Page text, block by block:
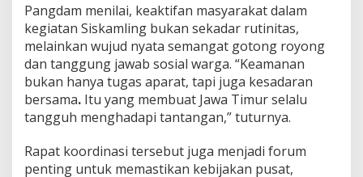
Pangdam menilai, keaktifan masyarakat dalam
kegiatan Siskamling bukan sekadar rutinitas,
melainkan wujud nyata semangat gotong royong
dan tanggung jawab sosial warga. “Keamanan
bukan hanya tugas aparat, tapi juga kesadaran
bersama. Itu yang membuat Jawa Timur selalu
tangguh menghadapi tantangan,” tuturnya.
Rapat koordinasi tersebut juga menjadi forum
penting untuk memastikan kebijakan pusat,